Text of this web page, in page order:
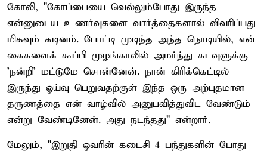
கோலி, "கோப்பையை வெல்லும்போது இருந்த
என்னுடைய உணர்வுகளை வார்த்தைகளால் விவரிப்பது
மிகவும் கடினம். போட்டி முடிந்த அந்த நொடியில், என்
கைகளைக் கூப்பி முழங்காலில் அமர்ந்து கடவுளுக்கு
'நன்றி' மட்டுமே சொன்னேன். நான் கிரிக்கெட்டில்
இருந்து ஓய்வு பெறுவதற்குள் இந்த ஒரு அற்புதமான
தருணத்தை என் வாழ்வில் அனுபவித்துவிட வேண்டும்
என்று வேண்டினேன். அது நடந்தது" என்றார்.
மேலும், "இறுதி ஓவரின் கடைசி 4 பந்துகளின் போது